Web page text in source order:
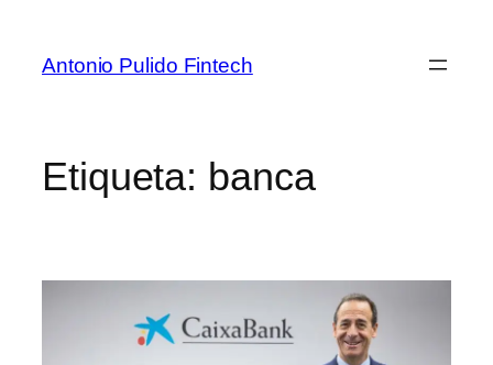
Antonio Pulido Fintech
Etiqueta: banca